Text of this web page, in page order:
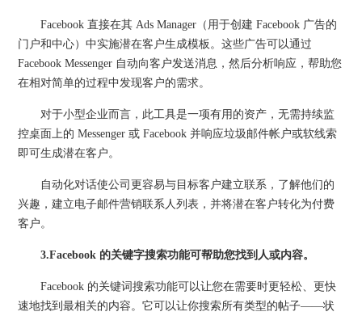
Facebook 直接在其 Ads Manager（用于创建 Facebook 广告的
门户和中心）中实施潜在客户生成模板。这些广告可以通过
Facebook Messenger 自动向客户发送消息，然后分析响应，帮助您
在相对简单的过程中发现客户的需求。
对于小型企业而言，此工具是一项有用的资产，无需持续监
控桌面上的 Messenger 或 Facebook 并响应垃圾邮件帐户或软线索
即可生成潜在客户。
自动化对话使公司更容易与目标客户建立联系，了解他们的
兴趣，建立电子邮件营销联系人列表，并将潜在客户转化为付费
客户。
3.Facebook 的关键字搜索功能可帮助您找到人或内容。
Facebook 的关键词搜索功能可以让您在需要时更轻松、更快
速地找到最相关的内容。它可以让你搜索所有类型的帖子——状